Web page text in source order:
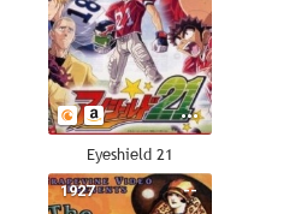
Eyeshield 21
--
1927